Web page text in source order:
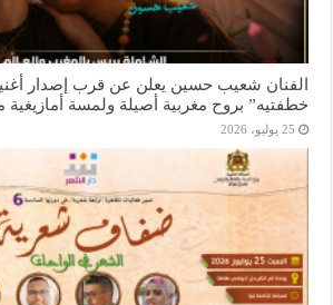
الفنان شعيب حسين يعلن عن قرب إصدار
خطفتيه” بروح مغربية أصيلة ولمسة أمازيغية
25 يوليو، 2026